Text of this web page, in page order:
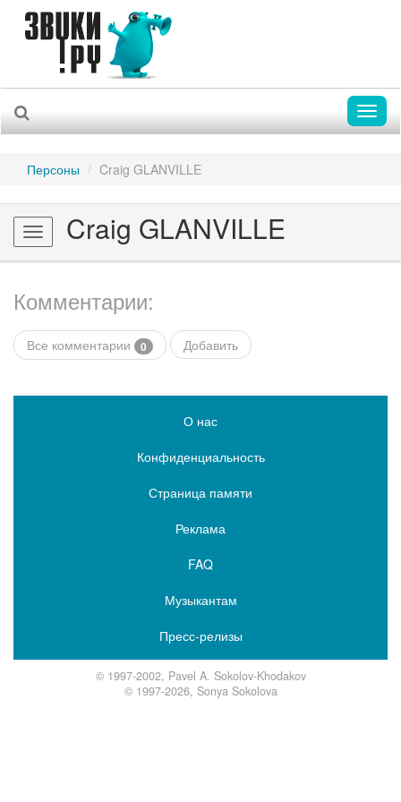
Персоны Craig GLANVILLE
Toggle
navigation
Craig GLANVILLE
Комментарии:
Все комментарии 0 Добавить
О нас
Конфиденциальность
Страница памяти
Реклама
FAQ
Музыкантам
Пресс-релизы
© 1997-2002, Pavel A. Sokolov-Khodakov
© 1997-2026, Sonya Sokolova